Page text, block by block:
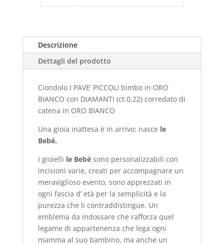
Descrizione
Dettagli del prodotto
Ciondolo I PAVE’ PICCOLI bimbo in ORO
BIANCO con DIAMANTI (ct.0,22) corredato di
catena in ORO BIANCO
Una gioia inattesa è in arrivo: nasce le
Bebé.
I gioielli le Bebé sono personalizzabili con
incisioni varie, creati per accompagnare un
meraviglioso evento, sono apprezzati in
ogni fascia d’ età per la semplicità e la
purezza che li contraddistingue. Un
emblema da indossare che rafforza quel
legame di appartenenza che lega ogni
mamma al suo bambino, ma anche un